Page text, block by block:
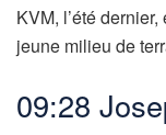
KVM, l’été
jeune milieu de
09:28